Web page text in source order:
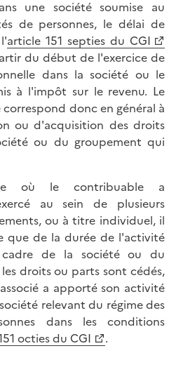
une société soumise au
de personnes, le délai de
article 151 septies du CGI
du début de l'exercice de
dans la société ou le
à l'impôt sur le revenu. Le
donc en général à
ou d'acquisition des droits
ou du groupement qui
où le contribuable a
au sein de plusieurs
ou à titre individuel, il
que de la durée de l'activité
cadre de la société ou du
droits ou parts sont cédés,
a apporté son activité
relevant du régime des
dans les conditions
octies du CGI
.